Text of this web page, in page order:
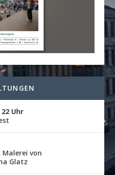
Uhr
Malerei von
Glatz